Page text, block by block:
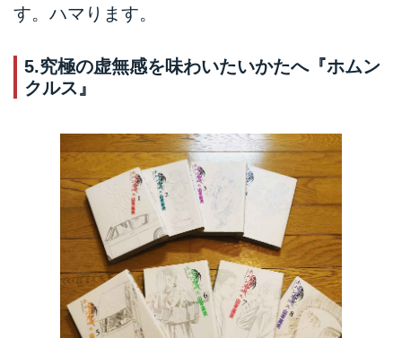
す。ハマります。
5.究極の虚無感を味わいたいかたへ『ホムン
クルス』